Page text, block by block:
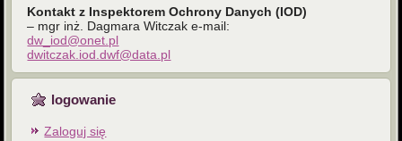
Kontakt z Inspektorem Ochrony Danych (IOD)
– mgr inż. Dagmara Witczak e-mail:
dw_iod@onet.pl
dwitczak.iod.dwf@data.pl
logowanie
Zaloguj się